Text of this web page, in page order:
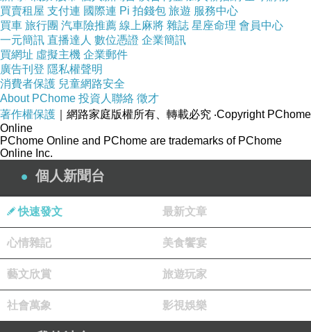
這一道是漢堡類的，白目海參最喜歡看的就是，
漢堡裡面的餡料藉著熱融化的乳酪拼湊在一起，
咬上一口肯定很過癮！
買賣租屋 支付連 國際連 Pi 拍錢包 旅遊 服務中心
買車 旅行團 汽車險推薦 線上麻將 雜誌 星座命理 會員中心
一元簡訊 直播達人 數位憑證 企業簡訊
買網址 虛擬主機 企業郵件
廣告刊登 隱私權聲明
消費者保護 兒童網路安全
About PChome 投資人聯絡 徵才
著作權保護 ｜網路家庭版權所有、轉載必究 ‧Copyright PChome
Online
PChome Online and PChome are trademarks of PChome
Online Inc.
個人新聞台
快速發文 最新文章
心情雜記 美食饗宴
藝文欣賞 旅遊玩家
社會萬象 影視娛樂